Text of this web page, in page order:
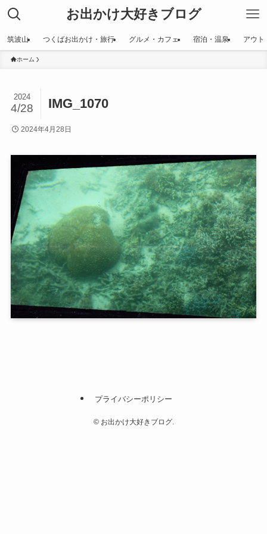
お出かけ大好きブログ
筑波山 つくばお出かけ・旅行 グルメ・カフェ 宿泊・温泉 アウト
ホーム
IMG_1070
2024
4/28
2024年4月28日
プライバシーポリシー
©お出かけ大好きブログ.